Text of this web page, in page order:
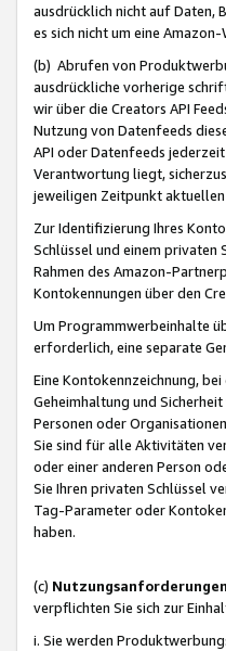
ausdrücklich nicht auf Daten,
es sich nicht um eine
(b) Abrufen von
ausdrückliche vorherige
wir über die Creators API
Nutzung von Datenfeeds
API oder Datenfeeds
Verantwortung liegt,
jeweiligen Zeitpunkt
Zur Identifizierung Ihres
Schlüssel und einem privaten
Rahmen des Amazon-
Kontokennungen über den
Um Programmwerbeinhalte
erforderlich, eine separate
Eine Kontokennzeichnung,
Geheimhaltung und
Personen oder
Sie sind für alle Aktivitäten
oder einer anderen Person
Sie Ihren privaten Schlüssel
Tag-Parameter oder
haben.
(c) Nutzungsanforderungen
verpflichten Sie sich zur
i. Sie werden